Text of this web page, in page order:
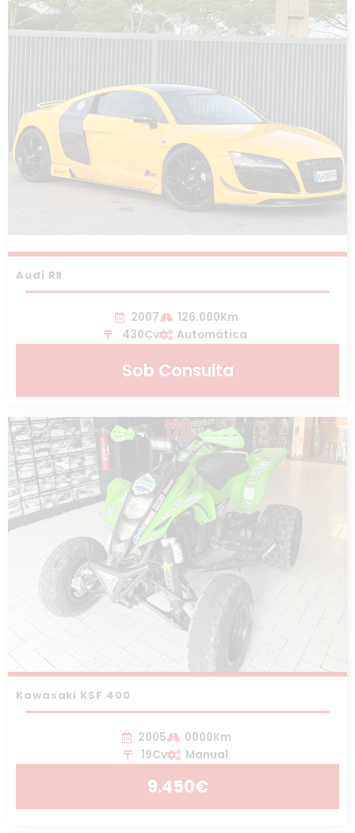
Audi R8
2007
126.000Km
430Cv
Automática
Sob Consulta
Kawasaki KSF 400
2005
0000Km
19Cv
Manual
9.450€